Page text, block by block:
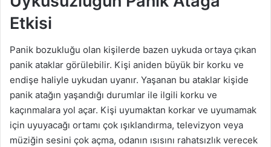
Etkisi
Panik bozukluğu olan kişilerde bazen uykuda ortaya çıkan
panik ataklar görülebilir. Kişi aniden büyük bir korku ve
endişe haliyle uykudan uyanır. Yaşanan bu ataklar kişide
panik atağın yaşandığı durumlar ile ilgili korku ve
kaçınmalara yol açar. Kişi uyumaktan korkar ve uyumamak
için uyuyacağı ortamı çok ışıklandırma, televizyon veya
müziğin sesini çok açma, odanın ısısını rahatsızlık verecek